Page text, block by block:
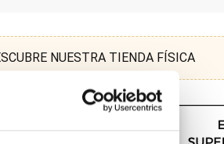
NUESTRA TIENDA FÍSICA